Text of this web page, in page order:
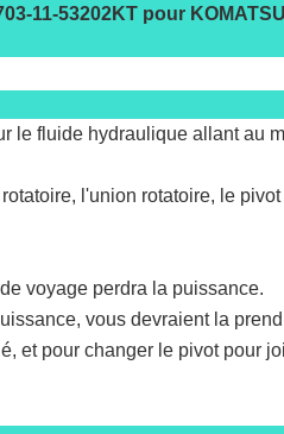
11-53202KT pour KOMATSU
le fluide hydraulique allant au
l'union rotatoire, le
voyage perdra la puissance.
vous devraient la
et pour changer le pivot pour